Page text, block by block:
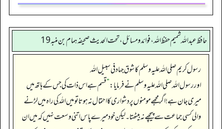
حافظ عبدالله شميم حفظ الله، فوائد و مسائل، تحت الحديث صحيفه همام بن منبه 19
رسول کریم صلی اللہ علیہ وسلم کا شوق جہاد فی سبیل اللہ
اور رسول اللہ صلی اللہ علیہ وسلم نے فرمایا:”قسم ہے اس ذات کی جس کے ہاتھ میں
میری جان ہے! اگر مجھے مومنوں پر دشواری کا احتمال نہ ہوتا تو میں اللہ کی راہ میں لڑنے
والی کسی جماعت سے پیچھے نہ بیٹھتا۔ لیکن خود میرے پاس اتنی وسعت نہیں کہ میں ان